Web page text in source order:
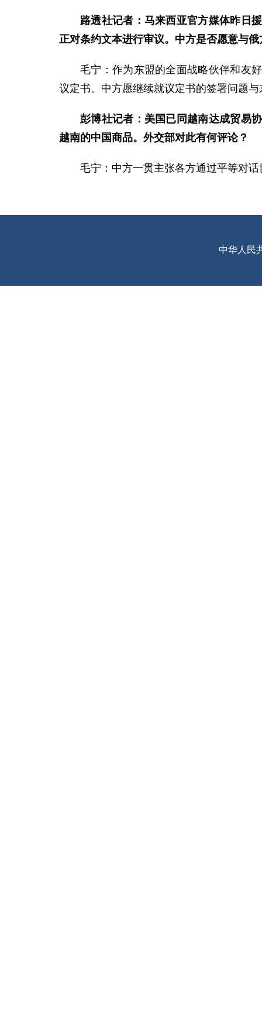
路透社记者：马来西亚官方媒体昨日
正对条约文本进行审议。中方是否愿意与
毛宁：作为东盟的全面战略伙伴和友
议定书。中方愿继续就议定书的签署问题
彭博社记者：美国已同越南达成贸易
越南的中国商品。外交部对此有何评论？
毛宁：中方一贯主张各方通过平等对
中华人民